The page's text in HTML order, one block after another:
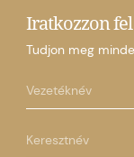
Iratkozzon
Tudjon meg